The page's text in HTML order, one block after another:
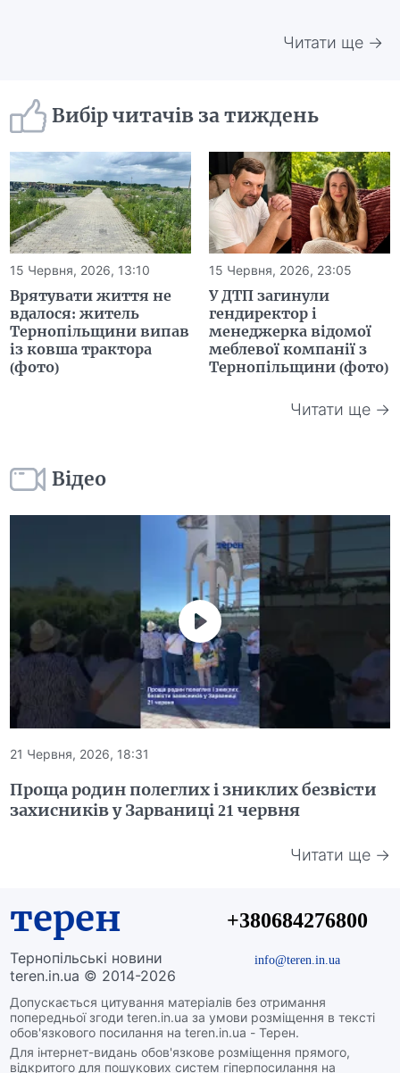
Читати ще →
Вибір читачів за тиждень
15 Червня, 2026, 13:10
Врятувати життя не
вдалося: житель
Тернопільщини випав
із ковша трактора
(фото)
15 Червня, 2026, 23:05
У ДТП загинули
гендиректор і
менеджерка відомої
меблевої компанії з
Тернопільщини (фото)
Читати ще →
Відео
21 Червня, 2026, 18:31
Проща родин полеглих і зниклих безвісти
захисників у Зарваниці 21 червня
Читати ще →
терен
Тернопільські новини
teren.in.ua © 2014-2026
Допускається цитування матеріалів без отримання
попередньої згоди teren.in.ua за умови розміщення в тексті
обов'язкового посилання на teren.in.ua - Терен.
Для інтернет-видань обов'язкове розміщення прямого,
відкритого для пошукових систем гіперпосилання на
+380684276800
info@teren.in.ua